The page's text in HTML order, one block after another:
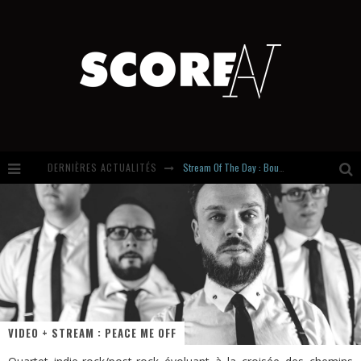
DERNIÈRES ACTUALITÉS
Russian Circles share « Empath » & « Eluvial » singles. Same Language. Different Damage.
Hardcore, Actually. Meet Cút Lộn
Introducing Newcomer : Gudewife
VIDEO + STREAM : PEACE ME OFF